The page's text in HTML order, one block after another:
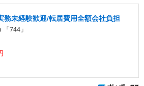
務未経験歓迎/転居費用全額会社負担
744」